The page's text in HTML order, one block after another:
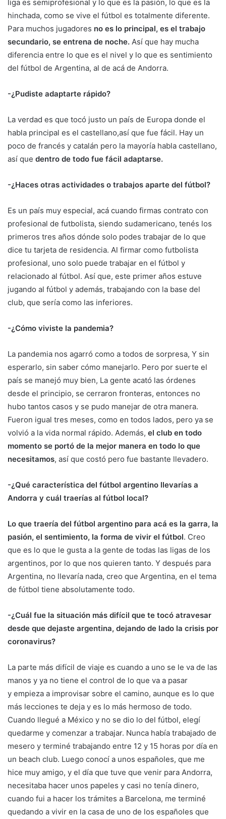
liga es semiprofesional y lo que es la pasión, lo que es la
hinchada, como se vive el fútbol es totalmente diferente.
Para muchos jugadores no es lo principal, es el trabajo
secundario, se entrena de noche. Así que hay mucha
diferencia entre lo que es el nivel y lo que es sentimiento
del fútbol de Argentina, al de acá de Andorra.
-¿Pudiste adaptarte rápido?
La verdad es que tocó justo un país de Europa donde el
habla principal es el castellano,así que fue fácil. Hay un
poco de francés y catalán pero la mayoría habla castellano,
así que dentro de todo fue fácil adaptarse.
-¿Haces otras actividades o trabajos aparte del fútbol?
Es un país muy especial, acá cuando firmas contrato con
profesional de futbolista, siendo sudamericano, tenés los
primeros tres años dónde solo podes trabajar de lo que
dice tu tarjeta de residencia. Al firmar como futbolista
profesional, uno solo puede trabajar en el fútbol y
relacionado al fútbol. Así que, este primer años estuve
jugando al fútbol y además, trabajando con la base del
club, que sería como las inferiores.
-¿Cómo viviste la pandemia?
La pandemia nos agarró como a todos de sorpresa, Y sin
esperarlo, sin saber cómo manejarlo. Pero por suerte el
país se manejó muy bien, La gente acató las órdenes
desde el principio, se cerraron fronteras, entonces no
hubo tantos casos y se pudo manejar de otra manera.
Fueron igual tres meses, como en todos lados, pero ya se
volvió a la vida normal rápido. Además, el club en todo
momento se portó de la mejor manera en todo lo que
necesitamos, así que costó pero fue bastante llevadero.
-¿Qué característica del fútbol argentino llevarías a
Andorra y cuál traerías al fútbol local?
Lo que traería del fútbol argentino para acá es la garra, la
pasión, el sentimiento, la forma de vivir el fútbol. Creo
que es lo que le gusta a la gente de todas las ligas de los
argentinos, por lo que nos quieren tanto. Y después para
Argentina, no llevaría nada, creo que Argentina, en el tema
de fútbol tiene absolutamente todo.
-¿Cuál fue la situación más difícil que te tocó atravesar
desde que dejaste argentina, dejando de lado la crisis por
coronavirus?
La parte más difícil de viaje es cuando a uno se le va de las
manos y ya no tiene el control de lo que va a pasar
y empieza a improvisar sobre el camino, aunque es lo que
más lecciones te deja y es lo más hermoso de todo.
Cuando llegué a México y no se dio lo del fútbol, elegí
quedarme y comenzar a trabajar. Nunca había trabajado de
mesero y terminé trabajando entre 12 y 15 horas por día en
un beach club. Luego conocí a unos españoles, que me
hice muy amigo, y el día que tuve que venir para Andorra,
necesitaba hacer unos papeles y casi no tenía dinero,
cuando fui a hacer los trámites a Barcelona, me terminé
quedando a vivir en la casa de uno de los españoles que